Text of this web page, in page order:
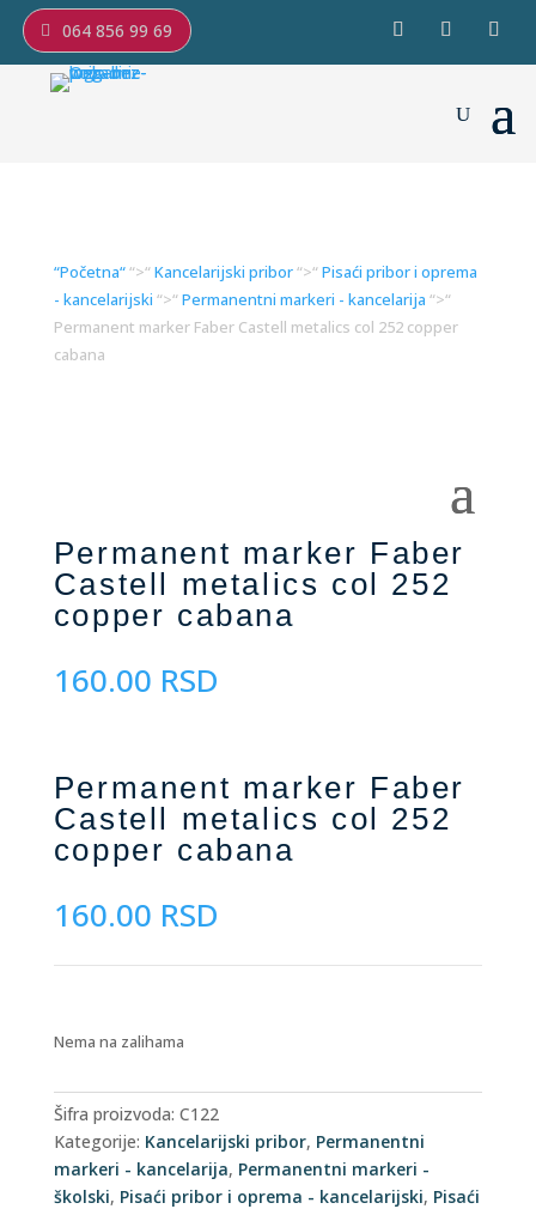
064 856 99 69
“Početna““>“Kancelarijski pribor“>“Pisaći pribor i oprema
- kancelarijski “>“Permanentni markeri - kancelarija “>“
Permanent marker Faber Castell metalics col 252 copper
cabana
Permanent marker Faber
Castell metalics col 252
copper cabana
160.00 RSD
Permanent marker Faber
Castell metalics col 252
copper cabana
160.00 RSD
Nema na zalihama
Šifra proizvoda: C122
Kategorije: Kancelarijski pribor, Permanentni
markeri - kancelarija, Permanentni markeri -
školski, Pisaći pribor i oprema - kancelarijski, Pisaći